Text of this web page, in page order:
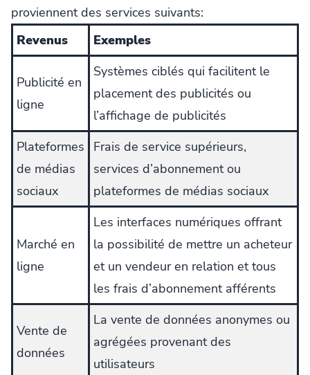
proviennent des services suivants:
Revenus
Exemples
Publicité en
ligne
Systèmes ciblés qui facilitent le
placement des publicités ou
l’affichage de publicités
Plateformes
de médias
sociaux
Frais de service supérieurs,
services d’abonnement ou
plateformes de médias sociaux
Marché en
ligne
Les interfaces numériques offrant
la possibilité de mettre un acheteur
et un vendeur en relation et tous
les frais d’abonnement afférents
Vente de
données
La vente de données anonymes ou
agrégées provenant des
utilisateurs